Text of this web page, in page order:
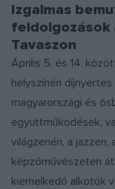
Izgalmas
feldolgozások
Tavaszon
Április 5. és 14.
helyszínén
magyarországi és
együttműködések,
világzenén, a
képzőművészeten
kiemelkedő alkotók